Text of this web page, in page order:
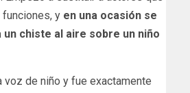
funciones, y en una ocasión se
un chiste al aire sobre un niño
voz de niño y fue exactamente